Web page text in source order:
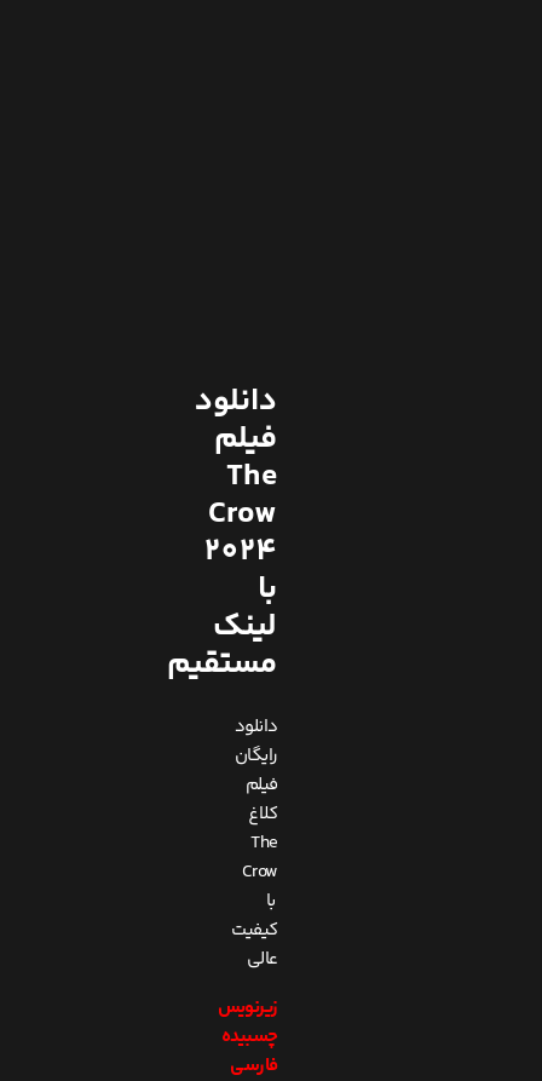
دانلود
فیلم
The
Crow
2024
با
لینک
مستقیم
دانلود
رایگان
فیلم
کلاغ
The
Crow
با
کیفیت
عالی
زیرنویس
چسبیده
فارسی